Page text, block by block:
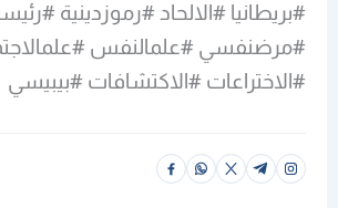
#بريطانيا #الالحاد #رموزدينية
#مرضنفسي #علمالنفس
#الاختراعات #الاكتشافات #بيبيسي